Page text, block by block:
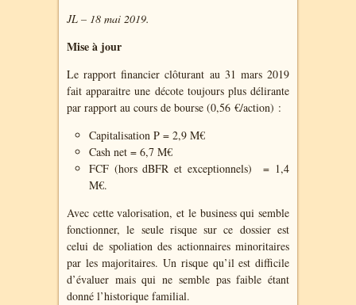
JL – 18 mai 2019.
Mise à jour
Le rapport financier clôturant au 31 mars 2019
fait apparaitre une décote toujours plus délirante
par rapport au cours de bourse (0,56 €/action) :
Capitalisation P = 2,9 M€
Cash net = 6,7 M€
FCF (hors dBFR et exceptionnels) = 1,4
M€.
Avec cette valorisation, et le business qui semble
fonctionner, le seule risque sur ce dossier est
celui de spoliation des actionnaires minoritaires
par les majoritaires. Un risque qu’il est difficile
d’évaluer mais qui ne semble pas faible étant
donné l’historique familial.